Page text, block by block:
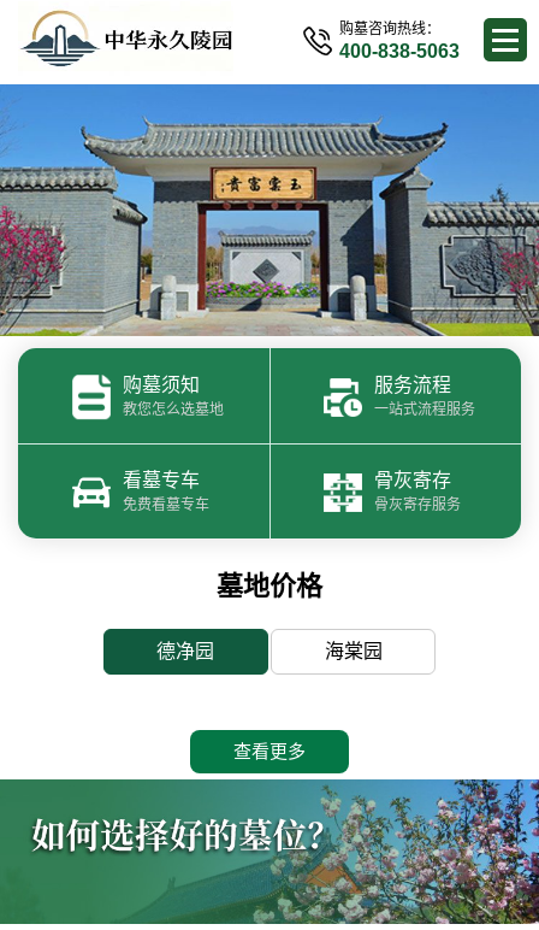
购墓咨询热线：
400-838-5063
购墓须知
教您怎么选墓地
服务流程
一站式流程服务
看墓专车
免费看墓专车
骨灰寄存
骨灰寄存服务
墓地价格
德净园 海棠园
查看更多